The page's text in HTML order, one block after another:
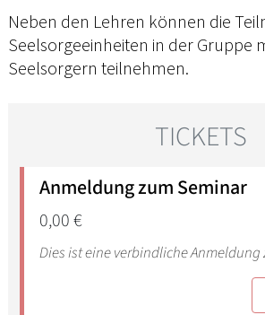
Neben den Lehren können die
Seelsorgeeinheiten in der Gruppe
Seelsorgern teilnehmen.